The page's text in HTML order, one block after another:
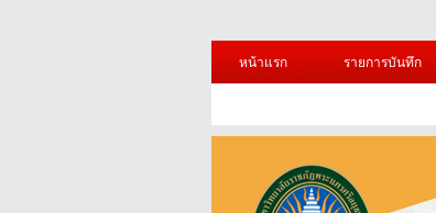
หน้าแรก
รายการบันทึก